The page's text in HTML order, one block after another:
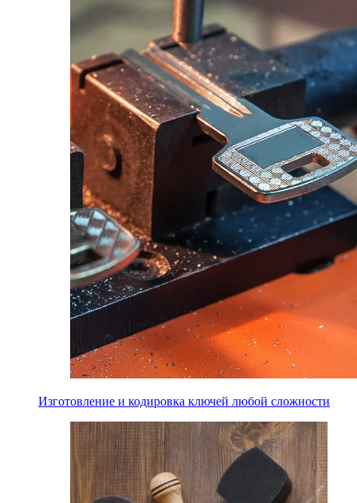
Изготовление и кодировка ключей любой сложности